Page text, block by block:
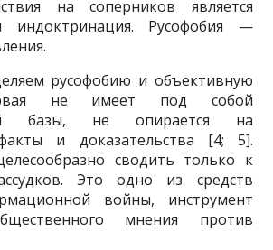
на соперников является
индоктринация. Русофобия —
русофобию и объективную
не имеет под собой
базы, не опирается на
и доказательства [4; 5].
сводить только к
Это одно из средств
войны, инструмент
мнения против